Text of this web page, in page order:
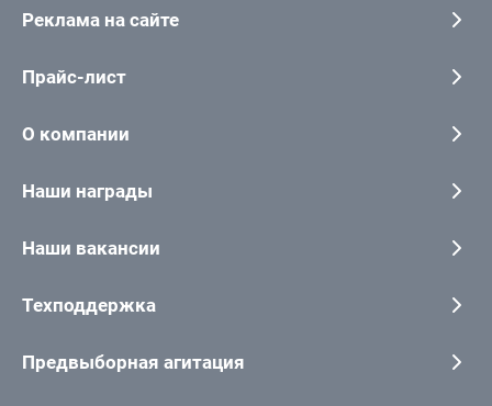
Реклама на сайте
Прайс-лист
О компании
Наши награды
Наши вакансии
Техподдержка
Предвыборная агитация